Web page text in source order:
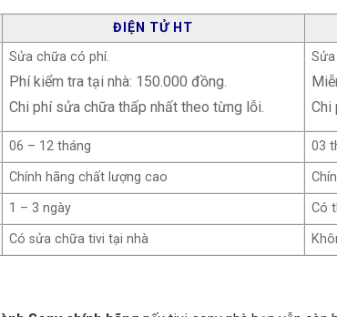
ĐIỆN TỬ HT
Sửa chữa có phí.
Phí kiểm tra tại nhà: 150.000 đồng.
Chi phí sửa chữa thấp nhất theo từng lỗi.
Chi
06 – 12 tháng
03
Chính hãng chất lượng cao
1 – 3 ngày
Có
Có sửa chữa tivi tại nhà